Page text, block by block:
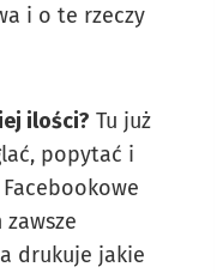
i o te rzeczy
ilości? Tu już
popytać i
drukuje jakie